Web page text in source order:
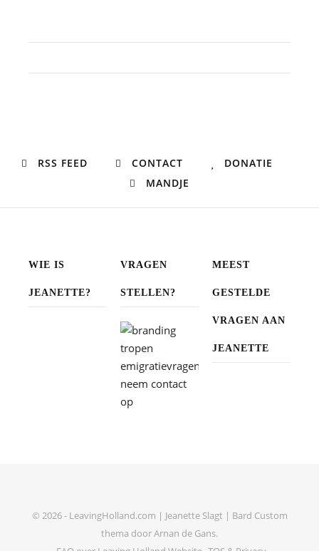
RSS FEED CONTACT
DONATIE
MANDJE
WIE IS
JEANETTE?
VRAGEN
STELLEN?
MEEST
GESTELDE
VRAGEN AAN
JEANETTE
© 2026 - LeavingHolland.com | Jeanette Slagt | Bard Custom
thema doorArnan de Gans.